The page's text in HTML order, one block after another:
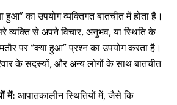
हुआ” का उपयोग व्यक्तिगत बातचीत में होता है।
व्यक्ति से अपने विचार, अनुभव, या स्थिति के
पर “क्या हुआ” प्रश्न का उपयोग करता है।
के सदस्यों, और अन्य लोगों के साथ बातचीत
में: आपातकालीन स्थितियों में, जैसे कि